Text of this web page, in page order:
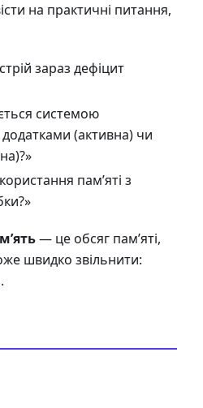
на практичні питання,
зараз дефіцит
системою
(активна) чи
пам’яті з
— це обсяг пам’яті,
швидко звільнити:
.